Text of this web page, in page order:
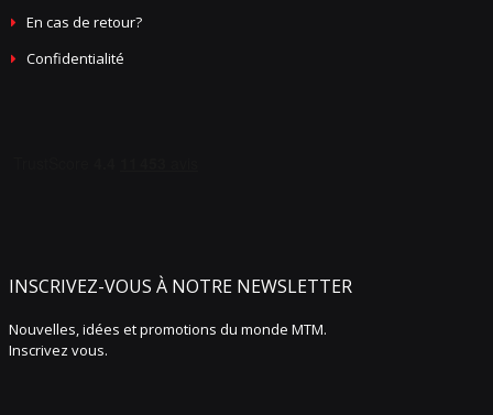
En cas de retour?
Confidentialité
INSCRIVEZ-VOUS À NOTRE NEWSLETTER
Nouvelles, idées et promotions du monde MTM.
Inscrivez vous.